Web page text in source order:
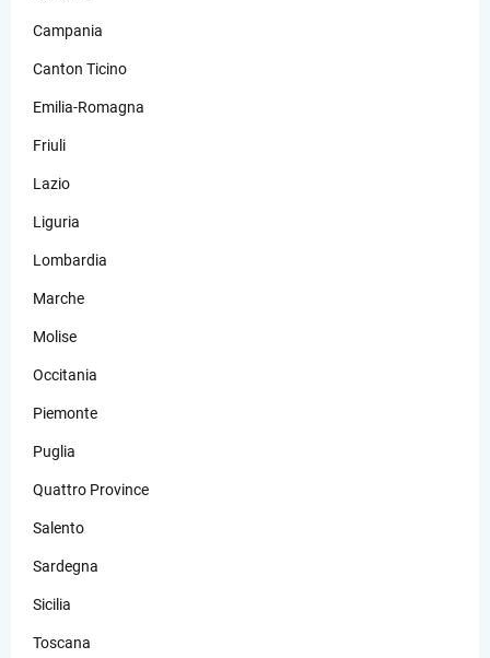
Campania
Canton Ticino
Emilia-Romagna
Friuli
Lazio
Liguria
Lombardia
Marche
Molise
Occitania
Piemonte
Puglia
Quattro Province
Salento
Sardegna
Sicilia
Toscana